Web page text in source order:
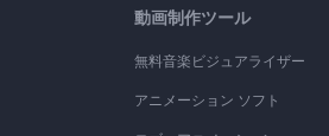
動画制作ツール
無料音楽ビジュアライザー
アニメーション ソフト